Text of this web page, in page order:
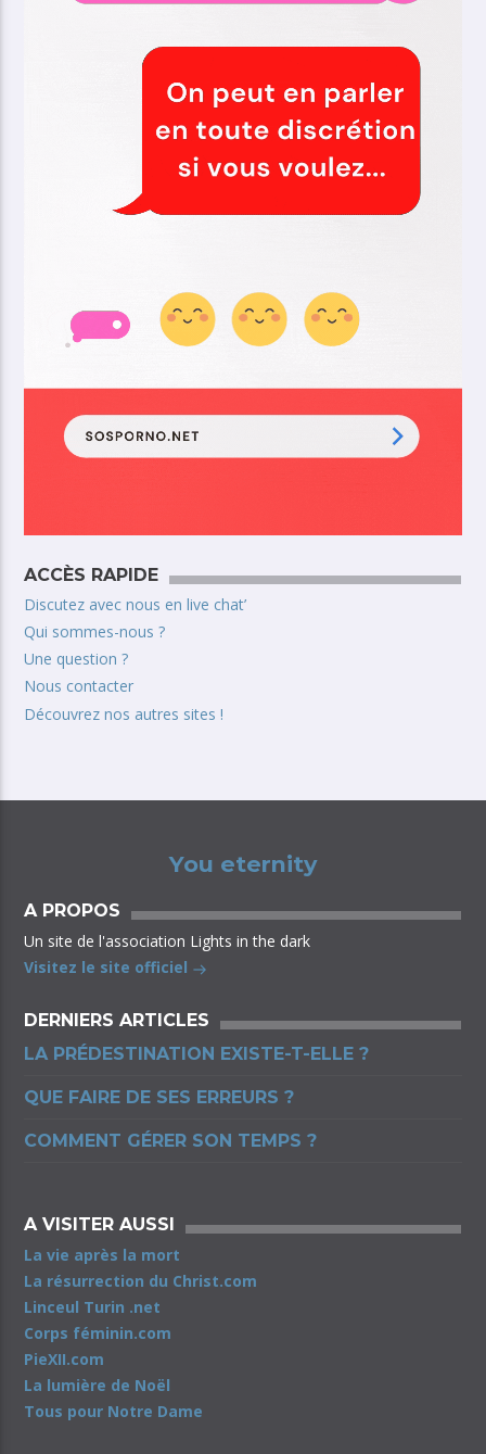
ACCÈS RAPIDE
Discutez avec nous en live chat’
Qui sommes-nous ?
Une question ?
Nous contacter
Découvrez nos autres sites !
You eternity
A PROPOS
Un site de l'association Lights in the dark
Visitez le site officiel
DERNIERS ARTICLES
LA PRÉDESTINATION EXISTE-T-ELLE ?
QUE FAIRE DE SES ERREURS ?
COMMENT GÉRER SON TEMPS ?
A VISITER AUSSI
La vie après la mort
La résurrection du Christ.com
Linceul Turin .net
Corps féminin.com
PieXII.com
La lumière de Noël
Tous pour Notre Dame